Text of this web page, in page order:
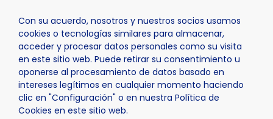
Con su acuerdo, nosotros y nuestros socios usamos
cookies o tecnologías similares para almacenar,
acceder y procesar datos personales como su visita
en este sitio web. Puede retirar su consentimiento u
oponerse al procesamiento de datos basado en
intereses legítimos en cualquier momento haciendo
clic en "Configuración" o en nuestra Política de
Cookies en este sitio web.
Inicio Seu Universitària